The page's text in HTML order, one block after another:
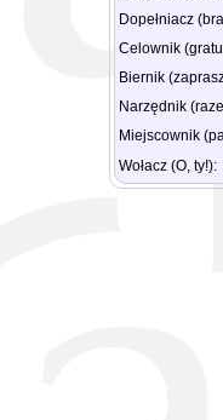
Dopełniacz
Celownik
Biernik
Narzędnik
Miejscownik
Wołacz (O, ty!):